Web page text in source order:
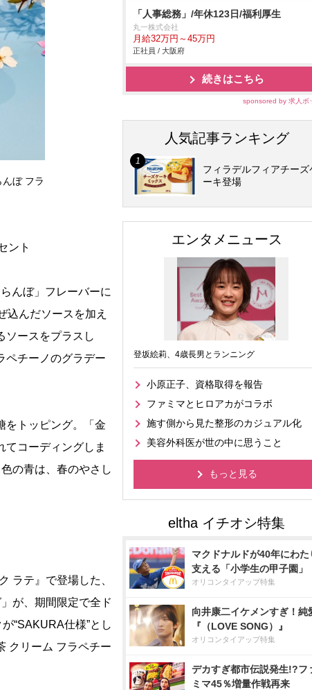
ぼ フラ
ント
んぼ」フレーバーに
込んだソースを加え
ソースをプラスし
ペチーノのグラデー
をトッピング。「金
コーディングしま
の青は、春のやさし
ラテ』で登場した、
が、期間限定で全ド
“SAKURA仕様”とし
クリーム フラペチー
「人事総務」/年休123日/福利厚生
丸一株式会社
月給32万円～45万円
正社員 / 大阪府
続きはこちら
sponsored by 求人ボ
人気記事ランキング
フィラデルフィアチーズ
ーキ登場
エンタメニュース
登坂絵莉、4歳長男とランニング
小原正子、資格取得を報告
ファミマとヒロアカがコラボ
施す側から見た整形のカジュアル化
美容外科医が世の中に思うこと
もっと見る
マクドナルドが40年にわた
支える「小学生の甲子園」
オリコンタイアップ特集
向井康二イケメンすぎ！純
『（LOVE SONG）』
オリコンタイアップ特集
デカすぎ都市伝説発生!?フ
ミマ45％増量作戦再来